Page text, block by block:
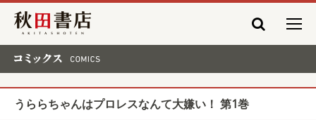
秋田書店
うららちゃんはプロレスなんて大嫌い！ 第1巻